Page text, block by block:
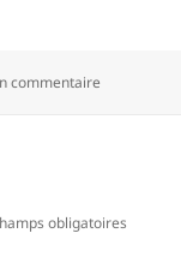
commentaire
obligatoires